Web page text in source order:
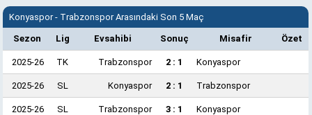
Konyaspor - Trabzonspor Arasındaki Son 5 Maç
Sezon Lig Evsahibi Sonuç Misafir Özet
2025-26 TK Trabzonspor 2 : 1 Konyaspor
2025-26 SL Konyaspor 2 : 1 Trabzonspor
2025-26 SL Trabzonspor 3 : 1 Konyaspor